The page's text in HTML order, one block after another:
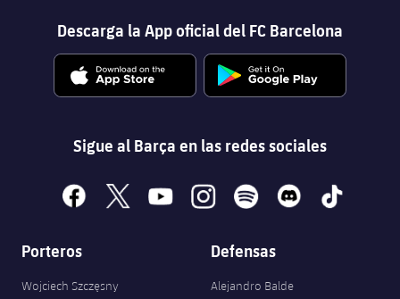
Descarga la App oficial del FC Barcelona
Sigue al Barça en las redes sociales
facebook
x youtubeinstagramspotify discord tiktok
Porteros
Wojciech Szczęsny
Defensas
Alejandro Balde